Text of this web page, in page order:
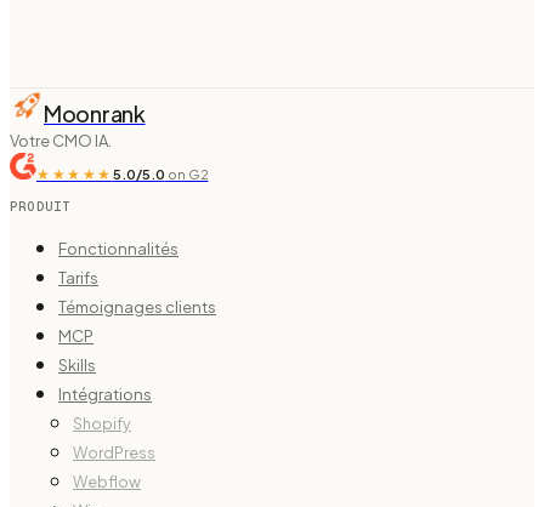
Moonrank
Votre CMO IA.
★★★★★ 5.0/5.0 on G2
PRODUIT
Fonctionnalités
Tarifs
Témoignages clients
MCP
Skills
Intégrations
Shopify
WordPress
Webflow